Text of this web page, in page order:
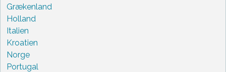
Grækenland
Holland
Italien
Kroatien
Norge
Portugal